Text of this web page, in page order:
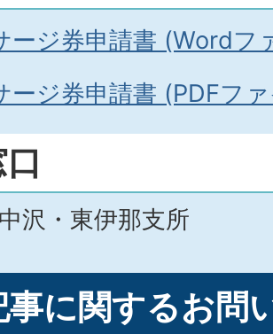
ージ券申請書 (Wordフ
ージ券申請書 (PDFフ
沢・東伊那支所
事に関するお問